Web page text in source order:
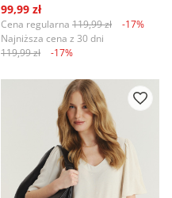
99,99 zł
Cena regularna 119,99 zł
-17%
Najniższa cena z 30 dni
119,99 zł
-17%